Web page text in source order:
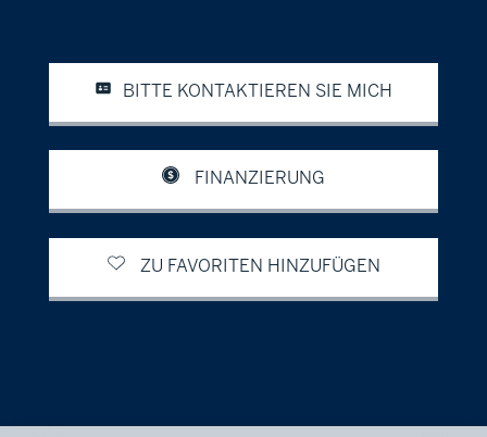
BITTE KONTAKTIEREN SIE MICH
FINANZIERUNG
ZU FAVORITEN HINZUFÜGEN